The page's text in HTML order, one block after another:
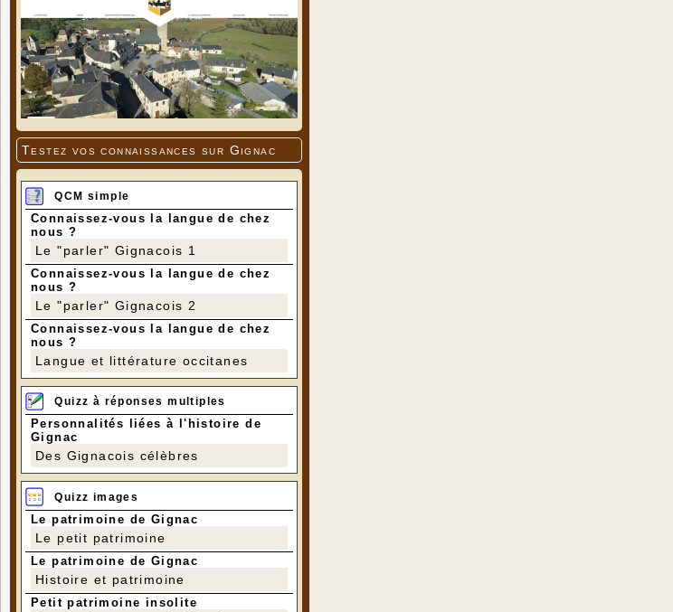
Testez vos connaissances sur Gignac
QCM simple
Connaissez-vous la langue de chez
nous ?
Le "parler" Gignacois 1
Connaissez-vous la langue de chez
nous ?
Le "parler" Gignacois 2
Connaissez-vous la langue de chez
nous ?
Langue et littérature occitanes
Quizz à réponses multiples
Personnalités liées à l'histoire de
Gignac
Des Gignacois célèbres
Quizz images
Le patrimoine de Gignac
Le petit patrimoine
Le patrimoine de Gignac
Histoire et patrimoine
Petit patrimoine insolite